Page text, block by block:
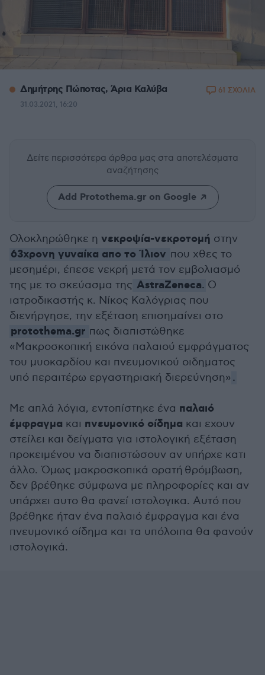
Δημήτρης Πώποτας, Άρια Καλύβα
31.03.2021, 16:20
61 ΣΧΟΛΙΑ
Δείτε περισσότερα άρθρα μας στα αποτελέσματα
αναζήτησης
Add Protothema.gr on Google
Ολοκληρώθηκε η νεκροψία-νεκροτομή στην
63χρονη γυναίκα απο το Ίλιον που χθες το
μεσημέρι, έπεσε νεκρή μετά τον εμβολιασμό
της με το σκεύασμα της AstraZeneca. Ο
ιατροδικαστής κ. Νίκος Καλόγριας που
διενήργησε, την εξέταση επισημαίνει στο
protothema.gr πως διαπιστώθηκε
«Μακροσκοπική εικόνα παλαιού εμφράγματος
του μυοκαρδίου και πνευμονικού οιδηματος
υπό περαιτέρω εργαστηριακή διερεύνηση».
Με απλά λόγια, εντοπίστηκε ένα παλαιό
έμφραγμα και πνευμονικό οίδημα και εχουν
στείλει και δείγματα για ιστολογική εξέταση
προκειμένου να διαπιστώσουν αν υπήρχε κατι
άλλο. Όμως μακροσκοπικά ορατή θρόμβωση,
δεν βρέθηκε σύμφωνα με πληροφορίες και αν
υπάρχει αυτο θα φανεί ιστολογικα. Αυτό που
βρέθηκε ήταν ένα παλαιό έμφραγμα και ένα
πνευμονικό οίδημα και τα υπόλοιπα θα φανούν
ιστολογικά.